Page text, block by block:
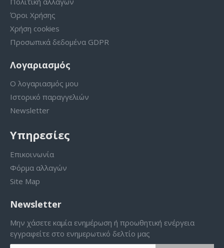
Όροι Χρήσης
Χρήση cookies
Προσωπικά δεδομένα GDPR
Λογαριασμός
Ο λογαριασμός μου
Ιστορικό παραγγελιών
Newsletter
Υπηρεσίες
Επικοινωνία
Φόρμα αλλαγών
Site Map
Newsletter
Μην χάσετε καμία ενημέρωση ή προωθητική ενέργεια
εγγραφείτε στο ενημερωτικό δελτίο μας